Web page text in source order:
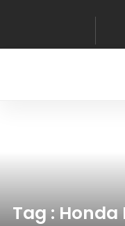
Tag : Honda